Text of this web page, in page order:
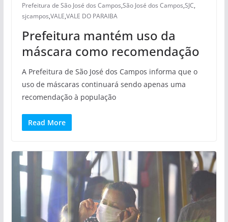
Prefeitura de São José dos Campos,São José dos Campos,SJC,
sjcampos,VALE,VALE DO PARAIBA
Prefeitura mantém uso da
máscara como recomendação
A Prefeitura de São José dos Campos informa que o
uso de máscaras continuará sendo apenas uma
recomendação à população
Read More